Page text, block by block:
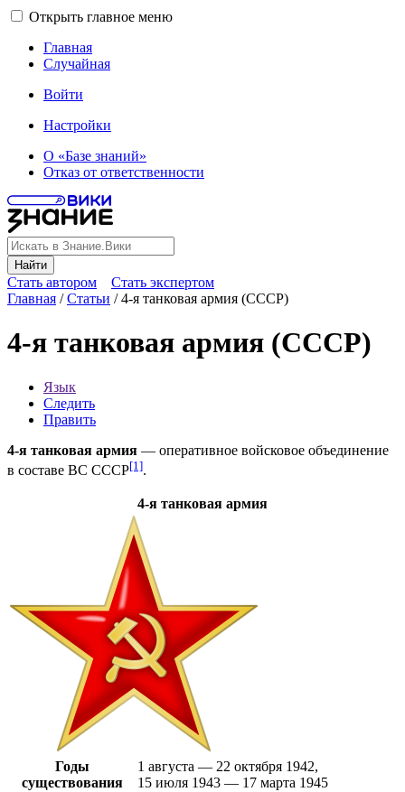
Открыть главное меню
Главная
Случайная
Войти
Настройки
О «Базе знаний»
Отказ от ответственности
Найти
Стать автором
Стать экспертом
Главная /Статьи /4-я танковая армия (СССР)
4-я танковая армия (СССР)
Язык
Следить
Править
4-я танковая армия — оперативное войсковое объединение
в составе ВС СССР[1].
4-я танковая армия
Годы
существования
1 августа — 22 октября 1942,
15 июля 1943 — 17 марта 1945